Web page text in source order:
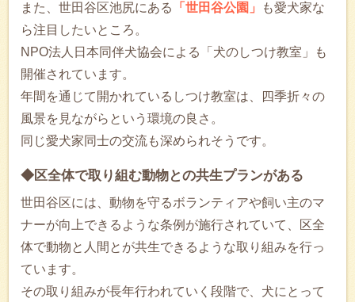
また、世田谷区池尻にある 「世田谷公園」
も愛犬家な
ら注目したいところ。
NPO法人日本同伴犬協会による「犬のしつけ教室」も
開催されています。
年間を通じて開かれているしつけ教室は、四季折々の
風景を見ながらという環境の良さ。
同じ愛犬家同士の交流も深められそうです。
◆区全体で取り組む動物との共生プランがある
世田谷区には、動物を守るボランティアや飼い主のマ
ナーが向上できるような条例が施行されていて、区全
体で動物と人間とが共生できるような取り組みを行っ
ています。
その取り組みが長年行われていく段階で、犬にとって